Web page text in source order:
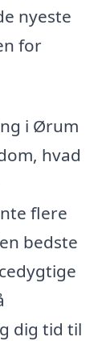
nyeste
for
i Ørum
hvad
flere
bedste
dig tid til